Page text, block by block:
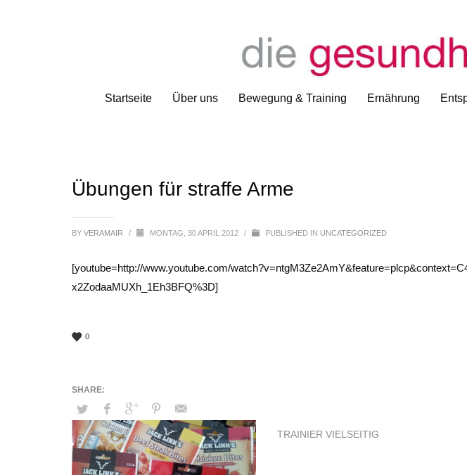
Startseite Über uns Bewegung & Training Ernährung
Übungen für straffe Arme
BY VERAMAIR / MONTAG, 30 APRIL 2012 / PUBLISHED IN UNCATEGORIZED
[youtube=http://www.youtube.com/
x2ZodaaMUXh_1Eh3BFQ%3D]
0
TRAINIER VIELSEITIG